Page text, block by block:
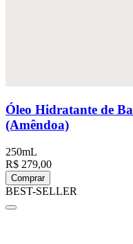
Óleo Hidratante de
(Amêndoa)
250mL
R$ 279,00
Comprar
BEST-SELLER